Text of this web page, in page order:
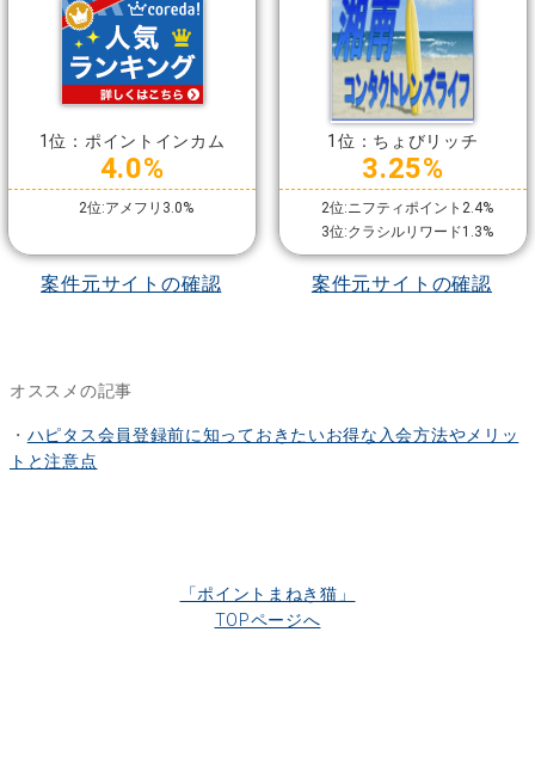
1位：ポイントインカム
4.0%
2位:アメフリ3.0%
案件元サイトの確認
1位：ちょびリッチ
3.25%
2位:ニフティポイント2.4%
3位:クラシルリワード1.3%
案件元サイトの確認
オススメの記事
・ ハピタス会員登録前に知っておきたいお得な入会方法やメリッ
トと注意点
「ポイントまねき猫」
TOPページへ